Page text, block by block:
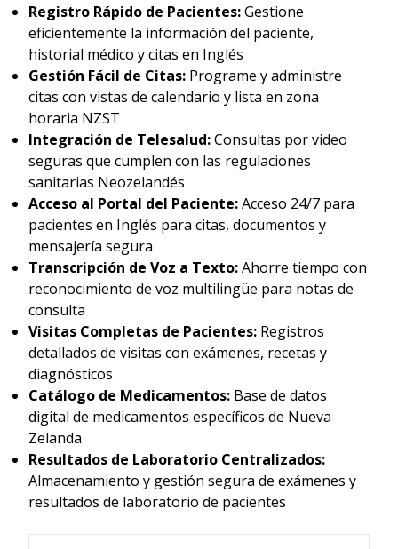
Registro Rápido de Pacientes:Gestione
eficientemente la información del paciente,
historial médico y citas en Inglés
Gestión Fácil de Citas: Programe y administre
citas con vistas de calendario y lista en zona
horaria NZST
Integración de Telesalud:Consultas por video
seguras que cumplen con las regulaciones
sanitarias Neozelandés
Acceso al Portal del Paciente:Acceso 24/7 para
pacientes en Inglés para citas, documentos y
mensajería segura
Transcripción de Voz a Texto:Ahorre tiempo con
reconocimiento de voz multilingüe para notas de
consulta
Visitas Completas de Pacientes: Registros
detallados de visitas con exámenes, recetas y
diagnósticos
Catálogo de Medicamentos: Base de datos
digital de medicamentos específicos de Nueva
Zelanda
Resultados de Laboratorio Centralizados:
Almacenamiento y gestión segura de exámenes y
resultados de laboratorio de pacientes